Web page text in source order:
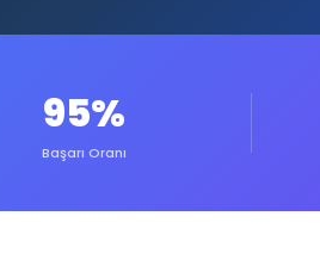
95%
Başarı Oranı